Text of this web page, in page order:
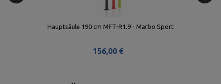
Balkenverbinder 60 cm MFT-B60 - Marbo Sport
84,00 €